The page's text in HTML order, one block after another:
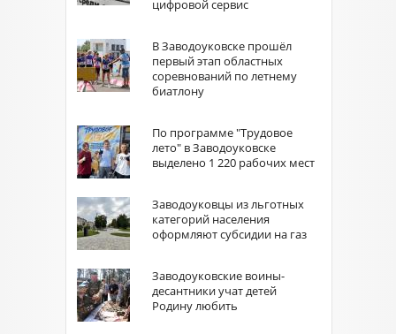
цифровой сервис
В Заводоуковске прошёл
первый этап областных
соревнований по летнему
биатлону
По программе "Трудовое
лето" в Заводоуковске
выделено 1 220 рабочих мест
Заводоуковцы из льготных
категорий населения
оформляют субсидии на газ
Заводоуковские воины-
десантники учат детей
Родину любить